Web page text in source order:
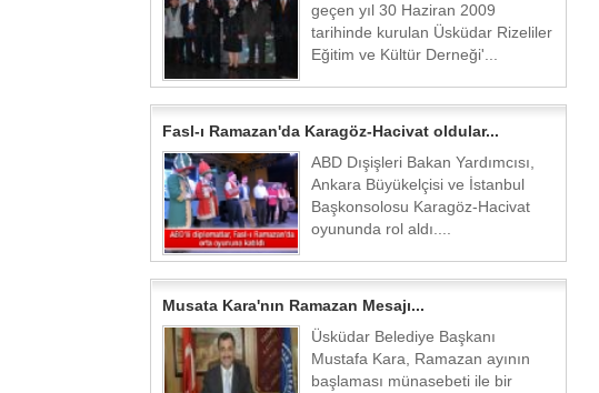
geçen yıl 30 Haziran 2009
tarihinde kurulan Üsküdar Rizeliler
Eğitim ve Kültür Derneği'...
Fasl-ı Ramazan'da Karagöz-Hacivat oldular...
ABD Dışişleri Bakan Yardımcısı,
Ankara Büyükelçisi ve İstanbul
Başkonsolosu Karagöz-Hacivat
oyununda rol aldı....
Musata Kara'nın Ramazan Mesajı...
Üsküdar Belediye Başkanı
Mustafa Kara, Ramazan ayının
başlaması münasebeti ile bir